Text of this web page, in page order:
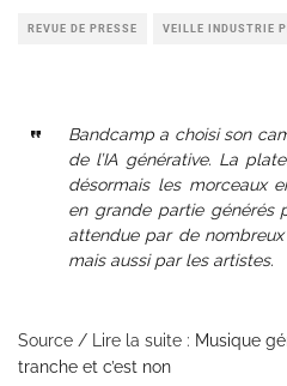
REVUE DE PRESSE VEILLE INDUSTRIE
Bandcamp a choisi son
de l’IA générative. La
désormais les morceaux
en grande partie générés
attendue par de
mais aussi par les artistes.
Source / Lire la suite : Musique
tranche et c’est non